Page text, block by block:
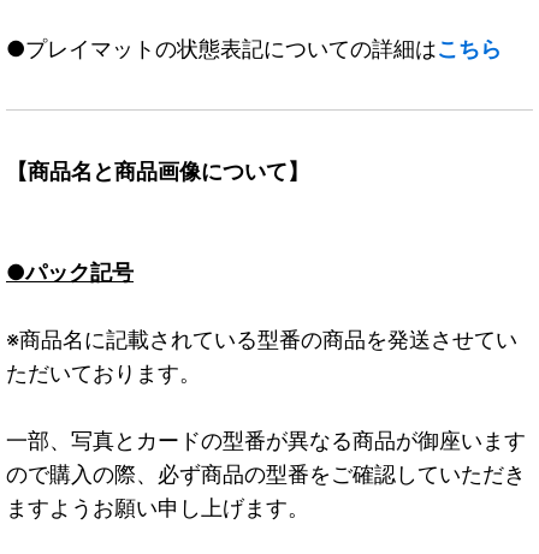
●プレイマットの状態表記についての詳細はこちら
【商品名と商品画像について】
●パック記号
※商品名に記載されている型番の商品を発送させてい
ただいております。
一部、写真とカードの型番が異なる商品が御座います
ので購入の際、必ず商品の型番をご確認していただき
ますようお願い申し上げます。